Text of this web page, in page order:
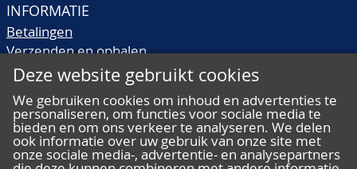
INFORMATIE
Betalingen
Verzenden en ophalen
Veilingtermen
Kwaliteitsomschrijvingen
Veelgestelde vragen
Deze website gebruikt cookies
We gebruiken cookies om inhoud en advertenties te
personaliseren, om functies voor sociale media te
bieden en om ons verkeer te analyseren. We delen
ook informatie over uw gebruik van onze site met
onze sociale media-, advertentie- en analysepartners